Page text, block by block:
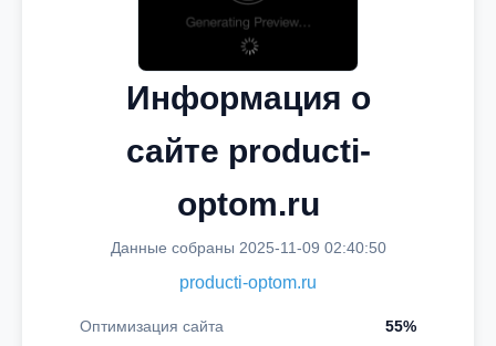
Информация о
сайте producti-
optom.ru
Данные собраны 2025-11-09 02:40:50
producti-optom.ru
Оптимизация сайта 55%